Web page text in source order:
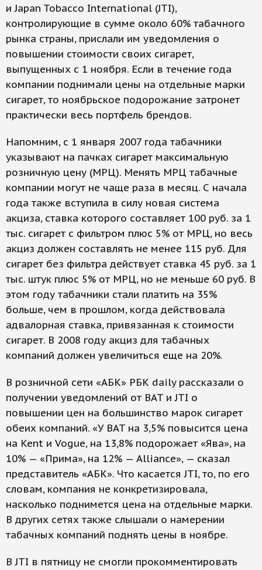
и Japan Tobacco International (JTI),
контролирующие в сумме около 60% табачного
рынка страны, прислали им уведомления о
повышении стоимости своих сигарет,
выпущенных с 1 нояб­ря. Если в течение года
компании поднимали цены на отдельные марки
сигарет, то ноябрьское подорожание затронет
практически весь порт­фель брендов.
Напомним, с 1 января 2007 года табачники
указывают на пачках сигарет максимальную
розничную цену (МРЦ). Менять МРЦ табачные
компании могут не чаще раза в месяц. С начала
года также вступила в силу новая система
акциза, ставка которого составляет 100 руб. за 1
тыс. сигарет с фильтром плюс 5% от МРЦ, но весь
акциз должен составлять не менее 115 руб. Для
сигарет без фильтра действует ставка 45 руб. за 1
тыс. штук плюс 5% от МРЦ, но не меньше 60 руб. В
этом году табачники стали платить на 35%
больше, чем в прошлом, когда действовала
адвалорная ставка, привязанная к стоимости
сигарет. В 2008 году акциз для табачных
компаний должен увеличиться еще на 20%.
В розничной сети «АБК» РБК daily рассказали о
получении уведомлений от BAT и JTI о
повышении цен на большинство марок сигарет
обеих компаний. «У BAT на 3,5% повысится цена
на Kent и Vogue, на 13,8% подорожает «Ява», на
10% — «Прима», на 12% — Alliance», — сказал
представитель «АБК». Что касается JTI, то, по его
словам, компания не конкретизировала,
насколько поднимется цена на отдельные марки.
В других сетях также слышали о намерении
табачных компаний поднять цены в ноябре.
В JTI в пятницу не смогли прокомментировать